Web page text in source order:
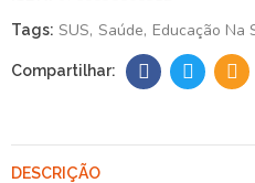
Tags: SUS Saúde Educação Na
DESCRIÇÃO